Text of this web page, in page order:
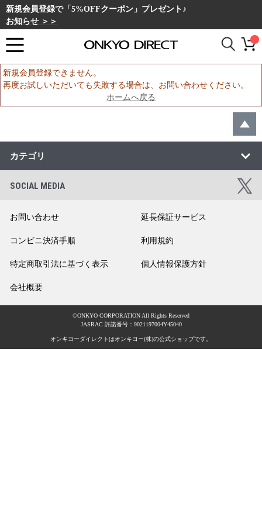
新規会員登録で「5%OFFクーポン」プレゼント♪
お知らせ ＞＞
新規会員登録できません。
再度お試しいただいても失敗する場合は、お問い合わせください。
ホームへ戻る
カテゴリ
SOCIAL MEDIA
お問い合わせ 延長保証サービス
コンビニ決済手順 利用規約
特定商取引法に基づく表示 個人情報保護方針
会社概要
©ONKYO CORPORATION All Rights Reserved
JASRAC 許諾番号：9021197004Y45040
オンキヨーダイレクトはオンキヨー(株)の公式ショップです。